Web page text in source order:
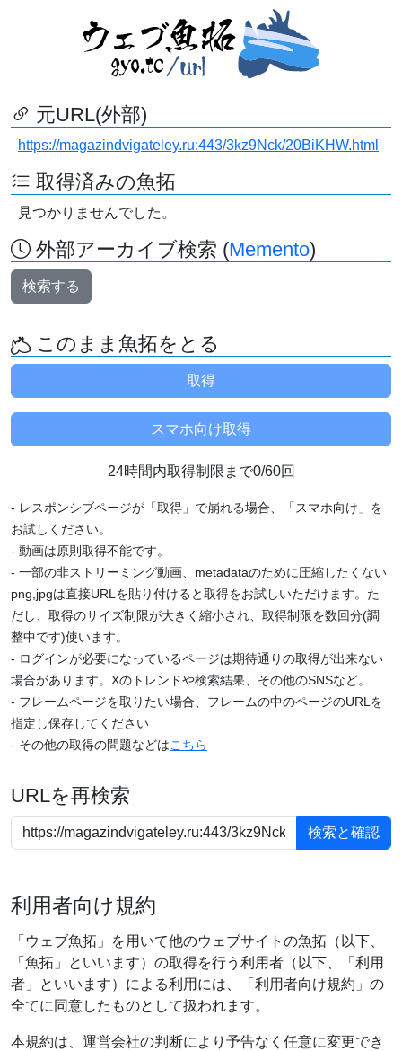
元URL(外部)
https://magazindvigateley.ru:443/3kz9Nck/20BiKHW.html
取得済みの魚拓
見つかりませんでした。
外部アーカイブ検索 (Memento)
検索する
このまま魚拓をとる
24時間内取得制限まで0/60回
- レスポンシブページが「取得」で崩れる場合、「スマホ向け」を
お試しください。
- 動画は原則取得不能です。
- 一部の非ストリーミング動画、metadataのために圧縮したくない
png,jpgは直接URLを貼り付けると取得をお試しいただけます。た
だし、取得のサイズ制限が大きく縮小され、取得制限を数回分(調
整中です)使います。
- ログインが必要になっているページは期待通りの取得が出来ない
場合があります。Xのトレンドや検索結果、その他のSNSなど。
- フレームページを取りたい場合、フレームの中のページのURLを
指定し保存してください
- その他の取得の問題などはこちら
URLを再検索
利用者向け規約
「ウェブ魚拓」を用いて他のウェブサイトの魚拓（以下、
「魚拓」といいます）の取得を行う利用者（以下、「利用
者」といいます）による利用には、「利用者向け規約」の
全てに同意したものとして扱われます。
本規約は、運営会社の判断により予告なく任意に変更でき